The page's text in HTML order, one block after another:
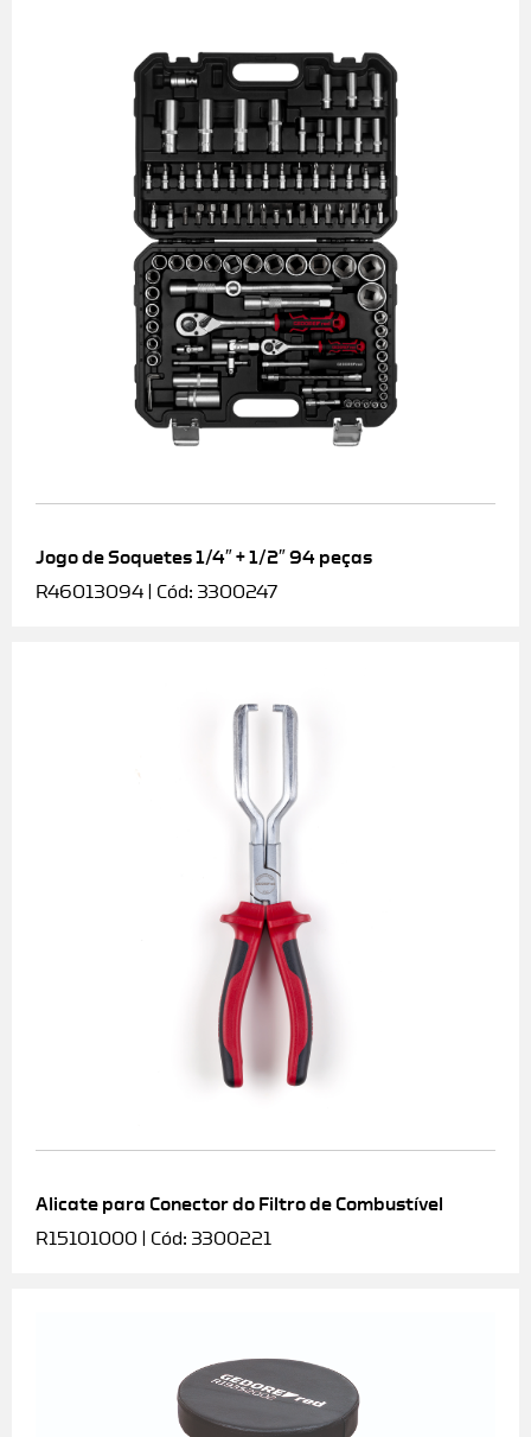
Jogo de Soquetes 1/4″ + 1/2″ 94 peças
R46013094 | Cód: 3300247
Alicate para Conector do Filtro de Combustível
R15101000 | Cód: 3300221